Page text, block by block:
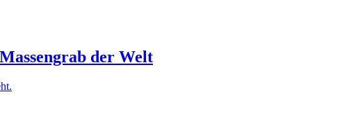
der Welt